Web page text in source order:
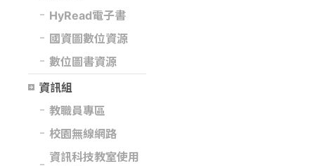
HyRead電子書
國資圖數位資源
數位圖書資源
資訊組
教職員專區
校園無線網路
資訊科技教室使用